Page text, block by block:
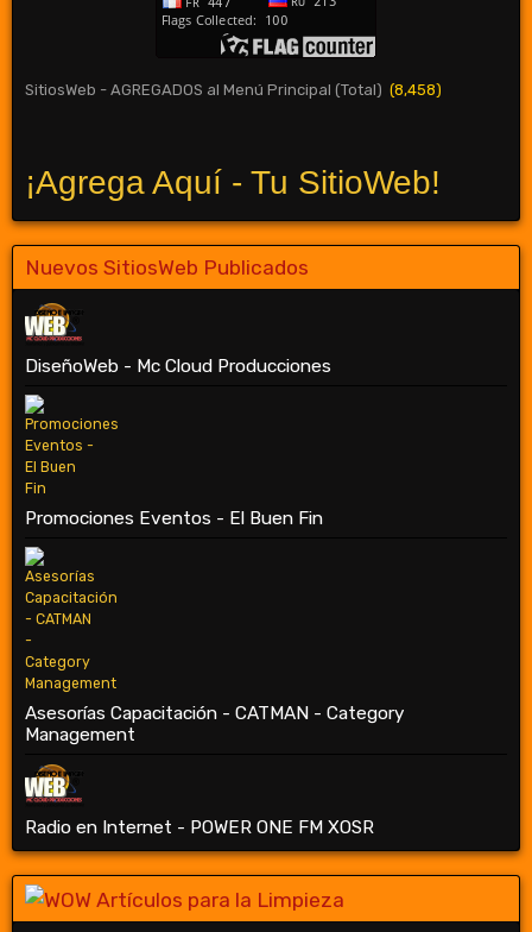
SitiosWeb - AGREGADOS al Menú Principal (Total) (8,458)
¡Agrega Aquí - Tu SitioWeb!
Nuevos SitiosWeb Publicados
DiseñoWeb - Mc Cloud Producciones
Promociones Eventos - El Buen Fin
Asesorías Capacitación - CATMAN - Category
Management
Radio en Internet - POWER ONE FM XOSR